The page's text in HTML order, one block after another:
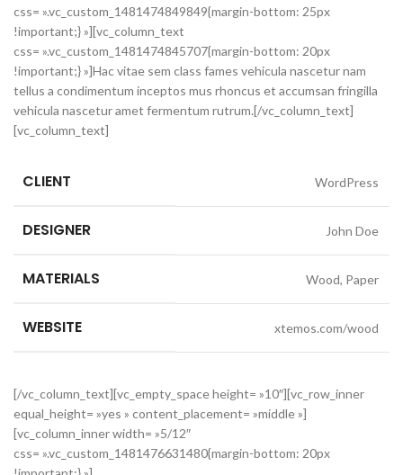
css= ».vc_custom_1481474849849{margin-bottom: 25px
!important;} »][vc_column_text
css= ».vc_custom_1481474845707{margin-bottom: 20px
!important;} »]Hac vitae sem class fames vehicula nascetur nam
tellus a condimentum inceptos mus rhoncus et accumsan fringilla
vehicula nascetur amet fermentum rutrum.[/vc_column_text]
[vc_column_text]
CLIENT WordPress
DESIGNER John Doe
MATERIALS Wood, Paper
WEBSITE xtemos.com/wood
[/vc_column_text][vc_empty_space height= »10″][vc_row_inner
equal_height= »yes » content_placement= »middle »]
[vc_column_inner width= »5/12″
css= ».vc_custom_1481476631480{margin-bottom: 20px